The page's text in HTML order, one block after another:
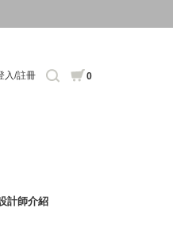
入/註冊 0
計師介紹